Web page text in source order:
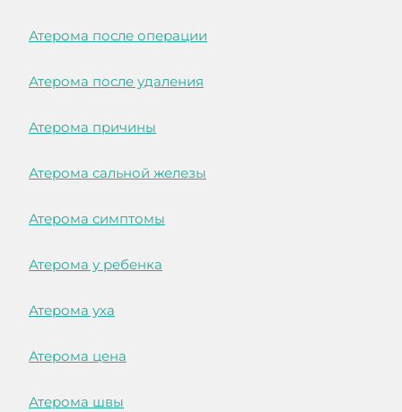
Атерома после операции
Атерома после удаления
Атерома причины
Атерома сальной железы
Атерома симптомы
Атерома у ребенка
Атерома уха
Атерома цена
Атерома швы